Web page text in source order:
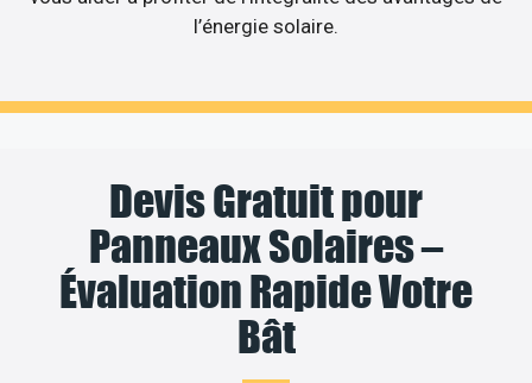
l’énergie solaire.
Devis Gratuit pour
Panneaux Solaires –
Évaluation Rapide Votre
Bât